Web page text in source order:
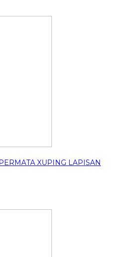
XUPING LAPISAN